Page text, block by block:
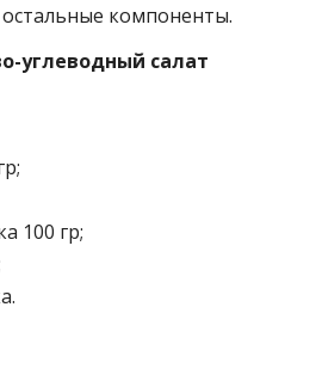
компоненты.
углеводный салат
100 гр;